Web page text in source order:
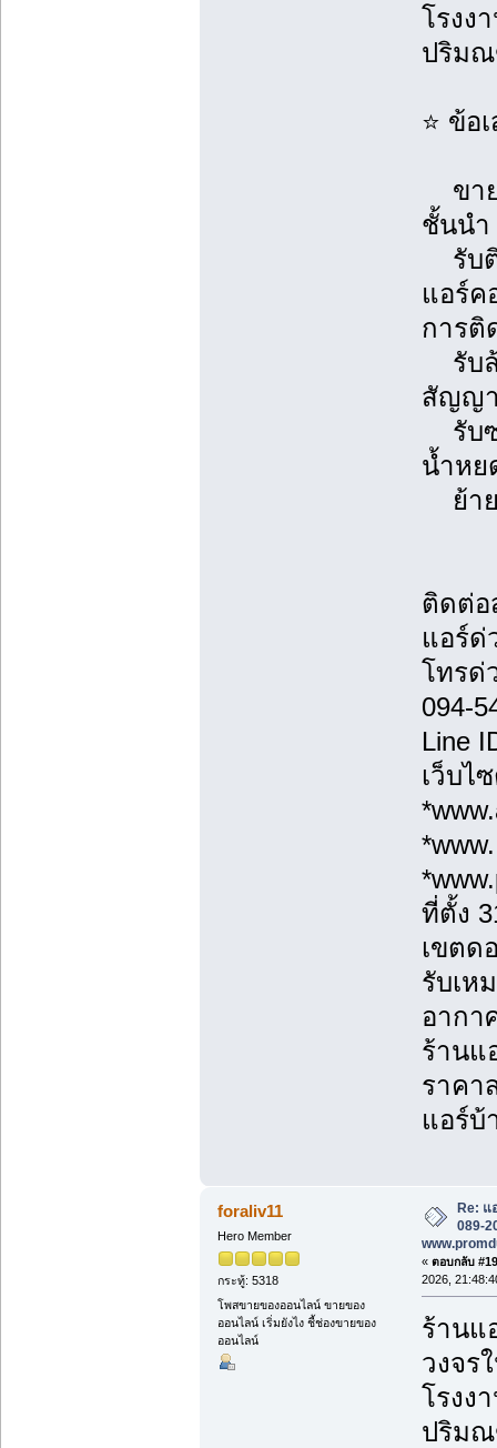
โรงง
ปริม
⭐ ข้อ
ขาย
ชั้นนำ
รับติ
แอร์ค
การติ
รับล้
สัญญา
รับซ่
น้ำหย
ย้าย
ติดต่อ
แอร์ด่
โทรด่
094-
Line
เว็บไ
ที่ตั้ง
เขตด
รับเห
อากา
ร้านแ
ราคา
แอร์บ้
foraliv11
Hero Member
กระทู้: 5318
โพสขายของออนไลน์ ขายของ
ออนไลน์ เริ่มยังไง ชี้ช่องขายของ
ออนไลน์
Re:
089-
« ตอบกลับ
2026,
ร้านแ
วงจร
โรงง
ปริม